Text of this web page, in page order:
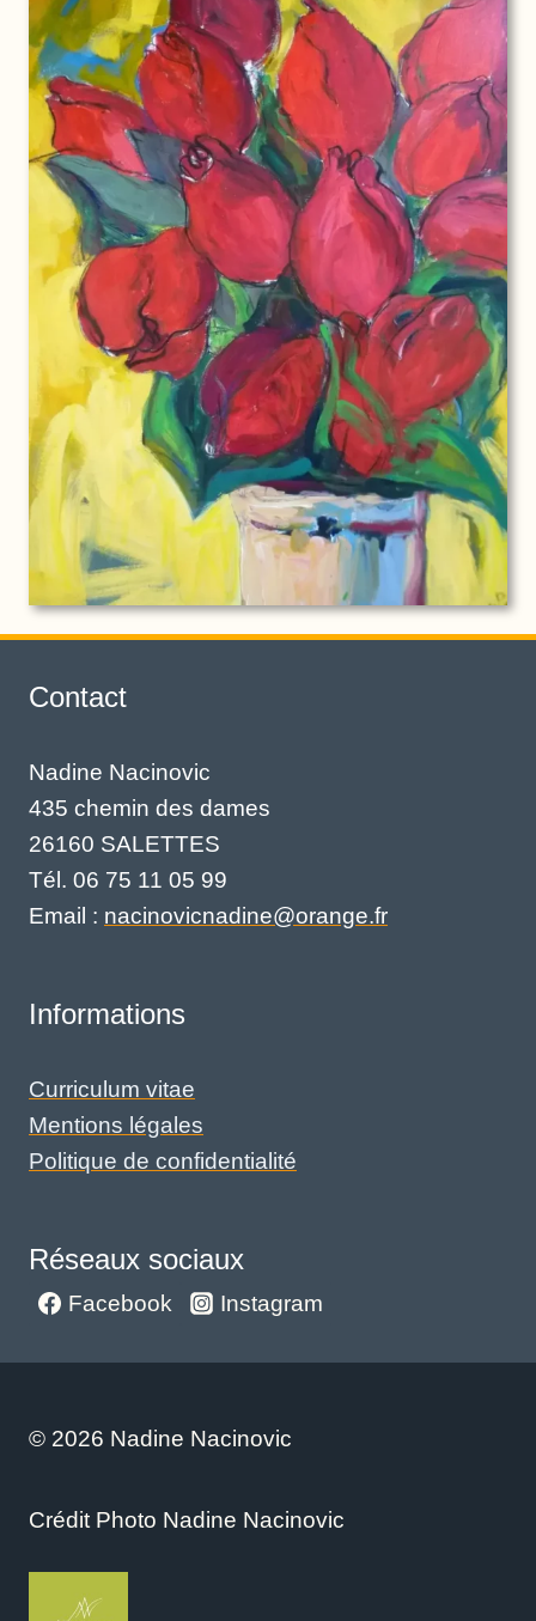
Contact
Nadine Nacinovic
435 chemin des dames
26160 SALETTES
Tél. 06 75 11 05 99
Email : nacinovicnadine@orange.fr
Informations
Curriculum vitae
Mentions légales
Politique de confidentialité
Réseaux sociaux
Facebook Instagram
© 2026 Nadine Nacinovic
Crédit Photo Nadine Nacinovic